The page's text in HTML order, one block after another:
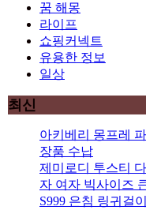
꿈 해몽
라이프
쇼핑커넥트
유용한 정보
일상
최신
아키베리 몽프레
장품 수납
제미로디 투스티
자 여자 빅사이즈
S999 은침 링귀걸